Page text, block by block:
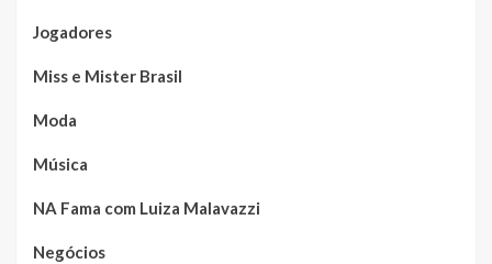
Jogadores
Miss e Mister Brasil
Moda
Música
NA Fama com Luiza Malavazzi
Negócios